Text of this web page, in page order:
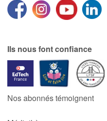
Sujets de société
Formats et illustrations
Catalogue anglais
Ils nous font confiance
Nos abonnés témoignent